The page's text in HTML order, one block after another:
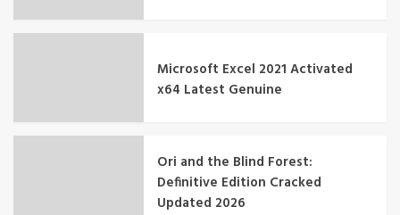
Microsoft Excel 2021 Activated
x64 Latest Genuine
Ori and the Blind Forest:
Definitive Edition Cracked
Updated 2026